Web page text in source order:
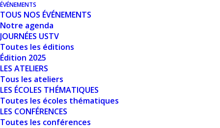
ÉVÉNEMENTS
TOUS NOS ÉVÉNEMENTS
Notre agenda
JOURNÉES USTV
Toutes les éditions
Édition 2025
LES ATELIERS
Tous les ateliers
LES ÉCOLES THÉMATIQUES
Toutes les écoles thématiques
LES CONFÉRENCES
Toutes les conférences
Nombre de fichiers
Date de création
Dernière mise à
jour
APPROCHE